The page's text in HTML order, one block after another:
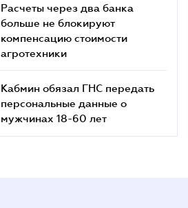
Расчеты через два банка
больше не блокируют
компенсацию стоимости
агротехники
Кабмин обязал ГНС передать
персональные данные о
мужчинах 18-60 лет